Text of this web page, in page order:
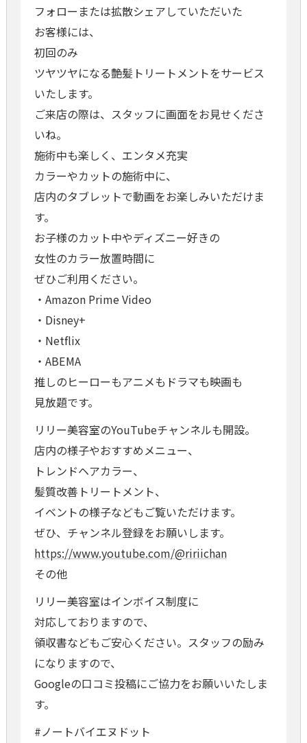
フォローまたは拡散シェアしていただいた
お客様には、
初回のみ
ツヤツヤになる艶髪トリートメントをサービス
いたします。
ご来店の際は、スタッフに画面をお見せくださ
いね。
施術中も楽しく、エンタメ充実
カラーやカットの施術中に、
店内のタブレットで動画をお楽しみいただけま
す。
お子様のカット中やディズニー好きの
女性のカラー放置時間に
ぜひご利用ください。
・Amazon Prime Video
・Disney+
・Netflix
・ABEMA
推しのヒーローもアニメもドラマも映画も
見放題です。
リリー美容室のYouTubeチャンネルも開設。
店内の様子やおすすめメニュー、
トレンドヘアカラー、
髪質改善トリートメント、
イベントの様子などもご覧いただけます。
ぜひ、チャンネル登録をお願いします。
https://www.youtube.com/@ririichan
その他
リリー美容室はインボイス制度に
対応しておりますので、
領収書などもご安心ください。スタッフの励み
になりますので、
Googleの口コミ投稿にご協力をお願いいたしま
す。
#ノートバイエヌドット